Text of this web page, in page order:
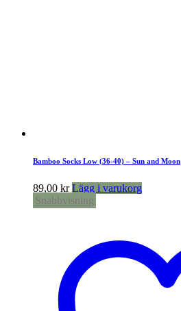
Bamboo Socks Low (36-40) – Sun and Moon
89,00 kr Lägg i varukorg
Snabbvisning